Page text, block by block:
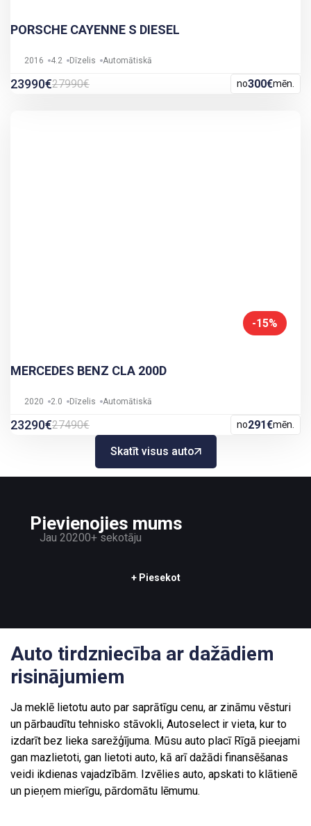
PORSCHE CAYENNE S DIESEL
2016 4.2 Dīzelis Automātiskā
23990€27990€ no300€mēn.
-15%
MERCEDES BENZ CLA 200D
2020 2.0 Dīzelis Automātiskā
23290€27490€ no291€mēn.
Skatīt visus auto
Pievienojies mums
Jau 20200+ sekotāju
+ Piesekot
Auto tirdzniecība ar dažādiem
risinājumiem
Ja meklē lietotu auto par saprātīgu cenu, ar zināmu vēsturi
un pārbaudītu tehnisko stāvokli, Autoselect ir vieta, kur to
izdarīt bez lieka sarežģījuma. Mūsu auto placī Rīgā pieejami
gan mazlietoti, gan lietoti auto, kā arī dažādi finansēšanas
veidi ikdienas vajadzībām. Izvēlies auto, apskati to klātienē
un pieņem mierīgu, pārdomātu lēmumu.